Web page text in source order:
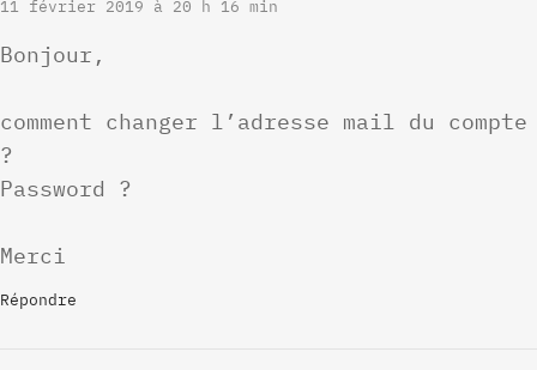
11 février 2019 à 20 h 16 min
Bonjour,
comment changer l’adresse mail du compte
?
Password ?
Merci
Répondre